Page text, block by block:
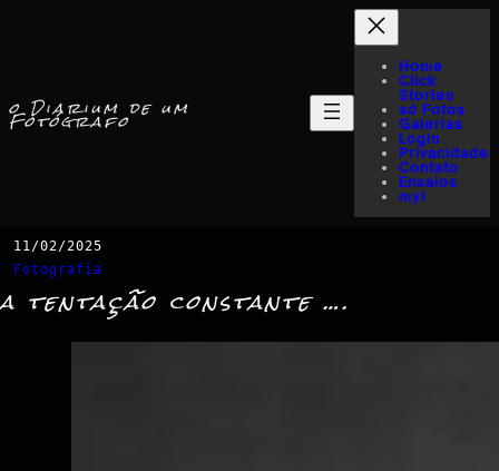
o Diarium de um
Fotógrafo
Home
Click
Stories
só Fotos
Galerias
Login
Privacidade
Contato
Ensaios
myI
11/02/2025
Fotografia
a tentação constante ….